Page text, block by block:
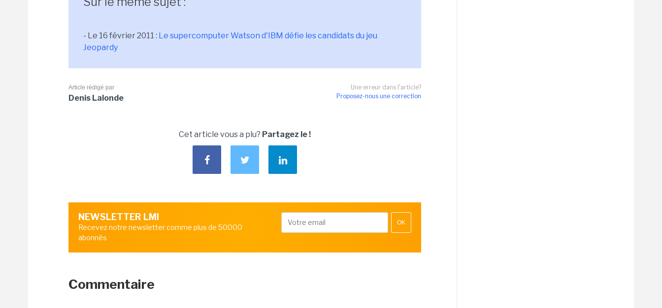
- Le 16 février 2011 : Le supercomputer Watson d'IBM défie les candidats du jeu
Jeopardy
Une erreur dans l'article?
Proposez-nous une correction
Article rédigé par
Denis Lalonde
Cet article vous a plu? Partagez le !
NEWSLETTER LMI
Recevez notre newsletter comme plus de 50000
abonnés
OK
Commentaire